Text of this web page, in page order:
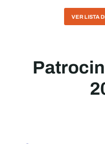
VER LISTA